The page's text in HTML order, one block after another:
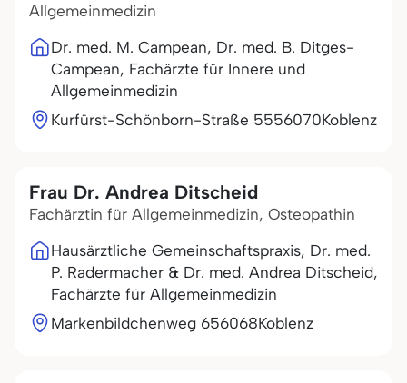
Allgemeinmedizin
Dr. med. M. Campean, Dr. med. B. Ditges-
Campean, Fachärzte für Innere und
Allgemeinmedizin
Kurfürst-Schönborn-Straße 5556070Koblenz
Frau Dr. Andrea Ditscheid
Fachärztin für Allgemeinmedizin, Osteopathin
Hausärztliche Gemeinschaftspraxis, Dr. med.
P. Radermacher & Dr. med. Andrea Ditscheid,
Fachärzte für Allgemeinmedizin
Markenbildchenweg 656068Koblenz